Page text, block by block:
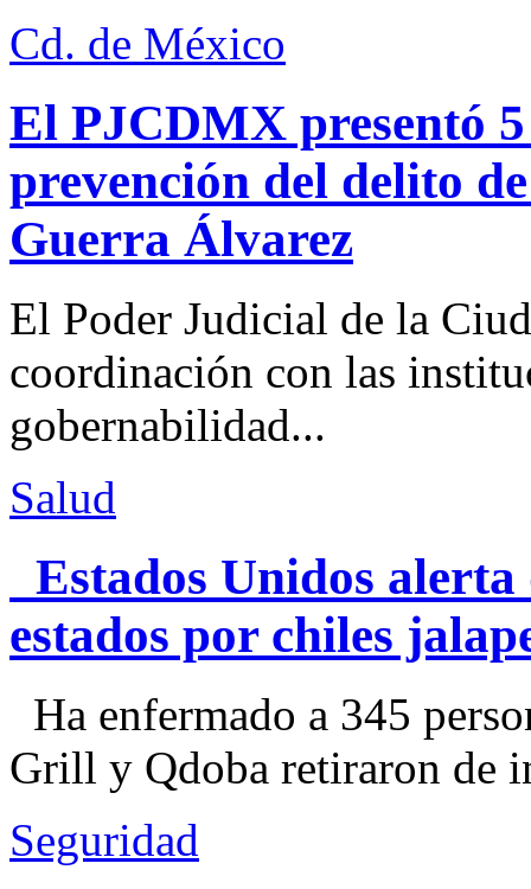
Cd. de México
El PJCDMX presentó
prevención del delito
Guerra Álvarez
El Poder Judicial de la
coordinación con las
gobernabilidad...
Salud
Estados Unidos alerta
estados por chiles
Ha enfermado a 345
Grill y Qdoba retiraron de
Seguridad